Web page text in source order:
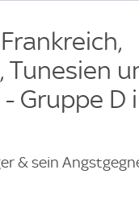
Tunesien
Gruppe D
& sein